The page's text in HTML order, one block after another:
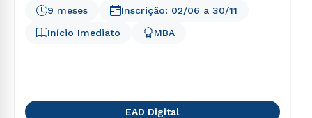
Início Imediato
9 meses
MBA
Inscrição: 02/06 a 30/11
EAD Digital